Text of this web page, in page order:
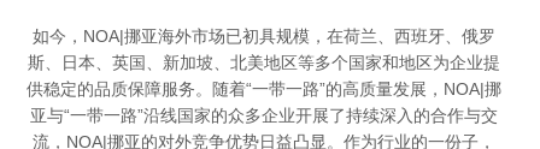
如今，NOA|挪亚海外市场已初具规模，在荷兰、西班牙、俄罗
斯、日本、英国、新加坡、北美地区等多个国家和地区为企业提
供稳定的品质保障服务。随着“一带一路”的高质量发展，NOA|挪
亚与“一带一路”沿线国家的众多企业开展了持续深入的合作与交
流，NOA|挪亚的对外竞争优势日益凸显。作为行业的一份子，